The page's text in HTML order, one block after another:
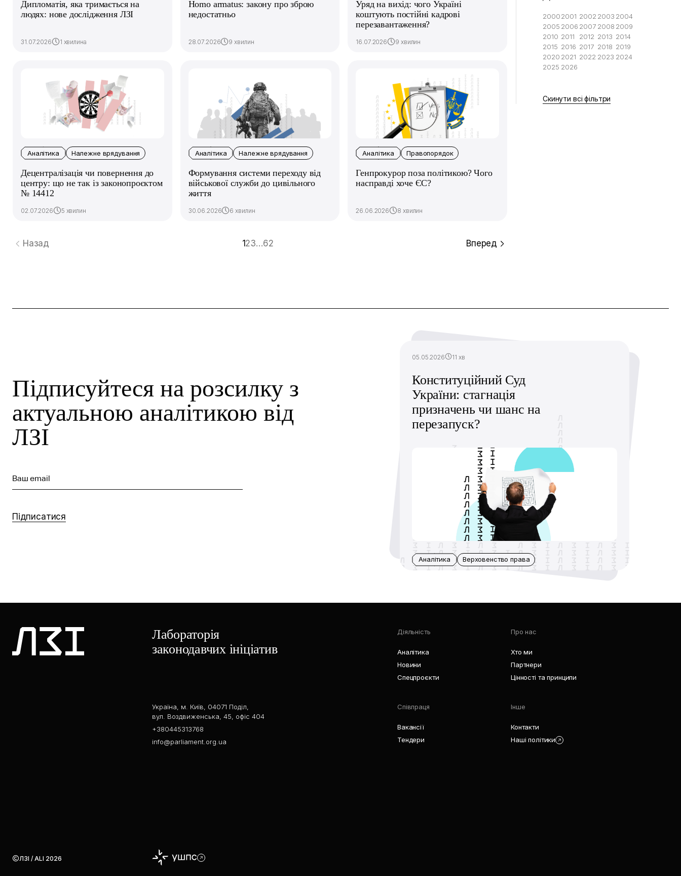
Дипломатія, яка тримається на
людях: нове дослідження ЛЗІ
31.07.2026 1 хвилина
Homo armatus: закону про зброю
недостатньо
28.07.2026 9 хвилин
Уряд на вихід: чого Україні
коштують постійні кадрові
перезавантаження?
16.07.2026 9 хвилин
Аналітика Належне врядування
Децентралізація чи повернення до
центру: що не так із законопроєктом
№ 14412
02.07.2026 5 хвилин
Аналітика Належне врядування
Формування системи переходу від
військової служби до цивільного
життя
30.06.2026 6 хвилин
Аналітика Правопорядок
Генпрокурор поза політикою? Чого
насправді хоче ЄС?
26.06.2026 8 хвилин
Назад 123…62 Вперед
20002001 2002 2003 2004
2005 2006 2007 2008 2009
2010 2011 2012 2013 2014
2015 2016 2017 2018 2019
2020 2021 2022 2023 2024
2025 2026
Скинути всі фільтри
Підписуйтеся на розсилку з
актуальною аналітикою від
ЛЗІ
Ваш email
Підписатися
05.05.2026 11 хв
Конституційний Суд
України: стагнація
призначень чи шанс на
перезапуск?
Аналітика Верховенство права
Лабораторія
законодавчих ініціатив
Україна, м. Київ, 04071 Поділ,
вул. Воздвиженська, 45, офіс 404
+380445313768
info@parliament.org.ua
Діяльність
Аналітика
Новини
Спецпроєкти
Про нас
Хто ми
Партнери
Цінності та принципи
Співпраця
Вакансії
Тендери
Інше
Контакти
Наші політики
ЛЗІ / ALI 2026